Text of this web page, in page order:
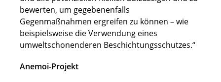
bewerten, um gegebenenfalls
Gegenmaßnahmen ergreifen zu können – wie
beispielsweise die Verwendung eines
umweltschonenderen Beschichtungsschutzes.“
Anemoi-Projekt